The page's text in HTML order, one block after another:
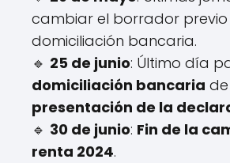
cambiar el borrador
domiciliación bancaria.
🔹 25 de junio: Último día
domiciliación bancaria
presentación de la
🔹 30 de junio: Fin de la
renta 2024.